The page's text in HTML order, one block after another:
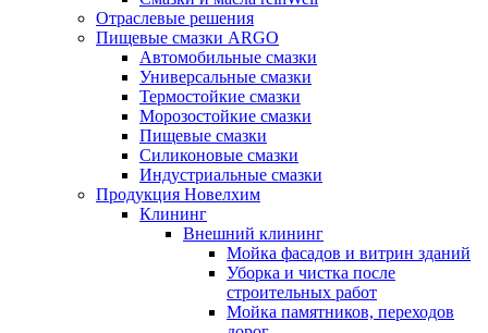
Отраслевые решения
Пищевые смазки ARGO
Автомобильные смазки
Универсальные смазки
Термостойкие смазки
Морозостойкие смазки
Пищевые смазки
Силиконовые смазки
Индустриальные смазки
Продукция Новелхим
Клининг
Внешний клининг
Мойка фасадов и витрин зданий
Уборка и чистка после
строительных работ
Мойка памятников, переходов